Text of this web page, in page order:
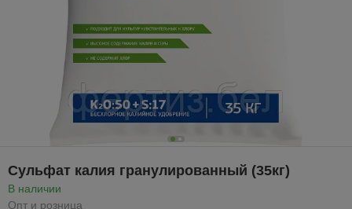
Сульфат калия гранулированный (35кг)
В наличии
Опт и розница